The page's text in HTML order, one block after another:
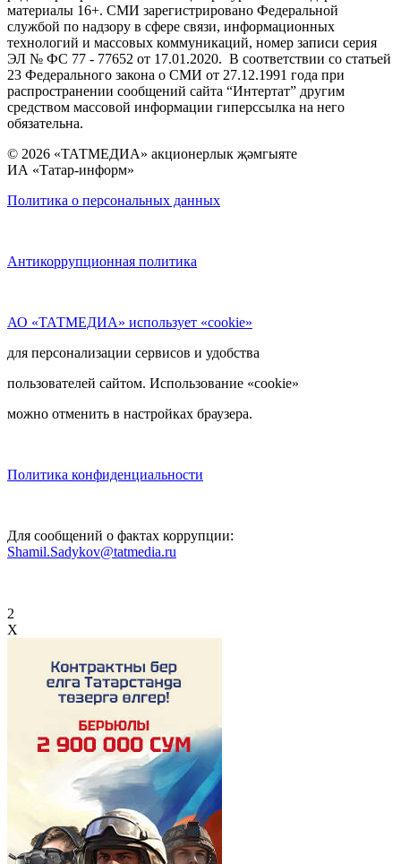
материалы 16+. СМИ зарегистрировано Федеральной
службой по надзору в сфере связи, информационных
технологий и массовых коммуникаций, номер записи серия
ЭЛ № ФС 77 - 77652 от 17.01.2020. В соответствии со статьей
23 Федерального закона о СМИ от 27.12.1991 года при
распространении сообщений сайта “Интертат” другим
средством массовой информации гиперссылка на него
обязательна.
© 2026 «ТАТМЕДИА» акционерлык җәмгыяте
ИА «Татар-информ»
Политика о персональных данных
Антикоррупционная политика
АО «ТАТМЕДИА» использует «cookie»
для персонализации сервисов и удобства
пользователей сайтом. Использование «cookie»
можно отменить в настройках браузера.
Политика конфиденциальности
Для сообщений о фактах коррупции:
Shamil.Sadykov@tatmedia.ru
2
X